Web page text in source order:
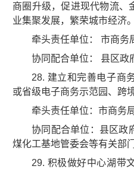
商圈升级，促进现代物流、
业集聚发展，繁荣城市经济。
牵头责任单位： 市商务
协同配合单位： 县区政
28. 建立和完善电子商
或省级电子商务示范园、跨
牵头责任单位：市商务
协同配合单位：县区政
煤化工基地管委会等有关部门
29. 积极做好中心湖带